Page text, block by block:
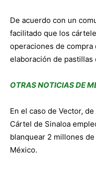
De acuerdo con un
facilitado que los
operaciones de compra
elaboración de pastillas
OTRAS NOTICIAS DE
En el caso de Vector,
Cártel de Sinaloa
blanquear 2 millones
México.